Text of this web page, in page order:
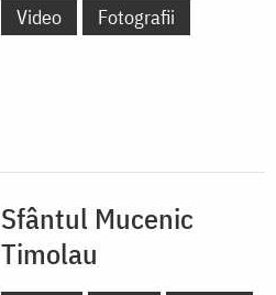
Video
Fotografii
Sfântul Mucenic
Timolau